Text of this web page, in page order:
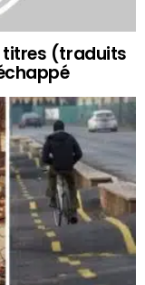
titres (traduits